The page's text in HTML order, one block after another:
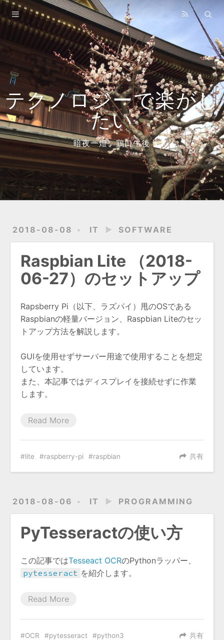
テクノロジーで楽がし
たい
暗夜一燈、鶏口牛後
2018-08-08 IT ► SOFTWARE
Raspbian Lite （2018-
06-27）のセットアップ
Rapsberry Pi（以下、ラズパイ）甩のOSである
Raspbianの軽量バージョン、Raspbian Liteのセッ
トアップ方法を解説します。
GUIを使用せずサーバー用途で使用することを想定
しています。
また、本記事ではディスプレイを接続せずに作業
します。
Read More
共有
lite raspberry-pi raspbian
2018-08-06 IT ► PROGRAMMING
PyTesseractの使い方
この記事ではTesseact OCRのPythonラッパー、
pytesseract を紹介します。
Read More
共有
OCR pytesseract
python3
Home
Archives
Books